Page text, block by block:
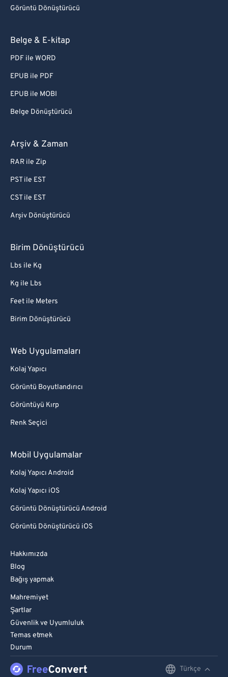
Görüntü Dönüştürücü
Belge & E-kitap
PDF ile WORD
EPUB ile PDF
EPUB ile MOBI
Belge Dönüştürücü
Arşiv & Zaman
RAR ile Zip
PST ile EST
CST ile EST
Arşiv Dönüştürücü
Birim Dönüştürücü
Lbs ile Kg
Kg ile Lbs
Feet ile Meters
Birim Dönüştürücü
Web Uygulamaları
Kolaj Yapıcı
Görüntü Boyutlandırıcı
Görüntüyü Kırp
Renk Seçici
Mobil Uygulamalar
Kolaj Yapıcı Android
Kolaj Yapıcı iOS
Görüntü Dönüştürücü Android
Görüntü Dönüştürücü iOS
Hakkımızda
Blog
Bağış yapmak
Mahremiyet
Şartlar
Güvenlik ve Uyumluluk
Temas etmek
Durum
Türkçe